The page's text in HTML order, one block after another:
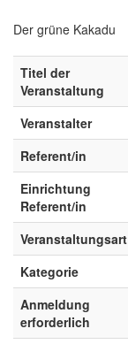
Der grüne Kakadu
Titel der
Veranstaltung
Veranstalter
Referent/in
Einrichtung
Referent/in
Veranstaltungsart
Kategorie
Anmeldung
erforderlich